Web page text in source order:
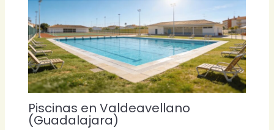
Piscinas en Valdeavellano
(Guadalajara)